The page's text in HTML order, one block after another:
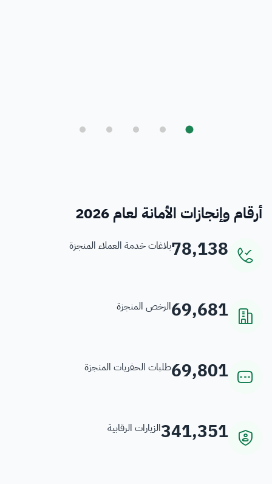
أرقام وإنجازات الأمانة لعام 2026
78,138بلاغات خدمة العملاء المنجزة
69,681الرخص المنجزة
69,801طلبات الحفريات المنجزة
341,351الزيارات الرقابية